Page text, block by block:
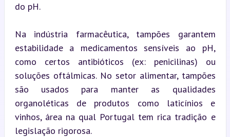
do pH.
Na indústria farmacêutica, tampões garantem
estabilidade a medicamentos sensíveis ao pH,
como certos antibióticos (ex: penicilinas) ou
soluções oftálmicas. No setor alimentar, tampões
são usados para manter as qualidades
organoléticas de produtos como laticínios e
vinhos, área na qual Portugal tem rica tradição e
legislação rigorosa.